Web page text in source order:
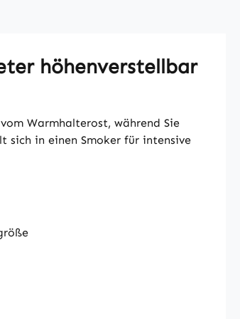
höhenverstellbar
Warmhalterost, während Sie
in einen Smoker für intensive